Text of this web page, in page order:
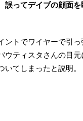
誤ってデイブの顔面
ントでワイヤーで引
ウティスタさんの目
てしまったと説明。